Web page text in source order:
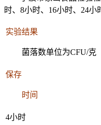
时、8小时、16小时、24小
实验结果
菌落数单位为CFU/克
保存
时间
4小时